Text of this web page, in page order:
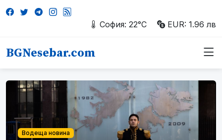
София: 22°C EUR: 1.96 лв
BGNesebar.com
Водеща новина